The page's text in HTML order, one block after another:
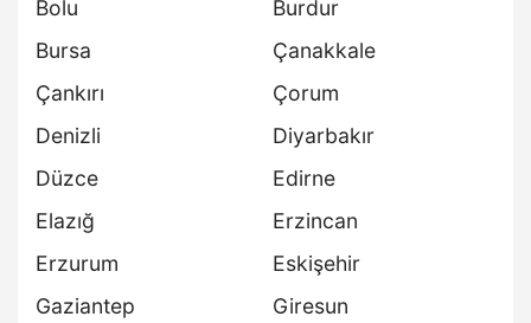
Bolu
Burdur
Bursa
Çanakkale
Çankırı
Çorum
Denizli
Diyarbakır
Düzce
Edirne
Elazığ
Erzincan
Erzurum
Eskişehir
Gaziantep
Giresun